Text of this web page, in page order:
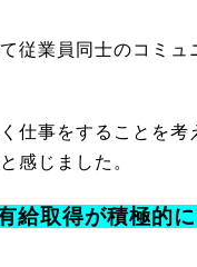
従業員同士のコミュ
仕事をすることを考
感じました。
給取得が積極的